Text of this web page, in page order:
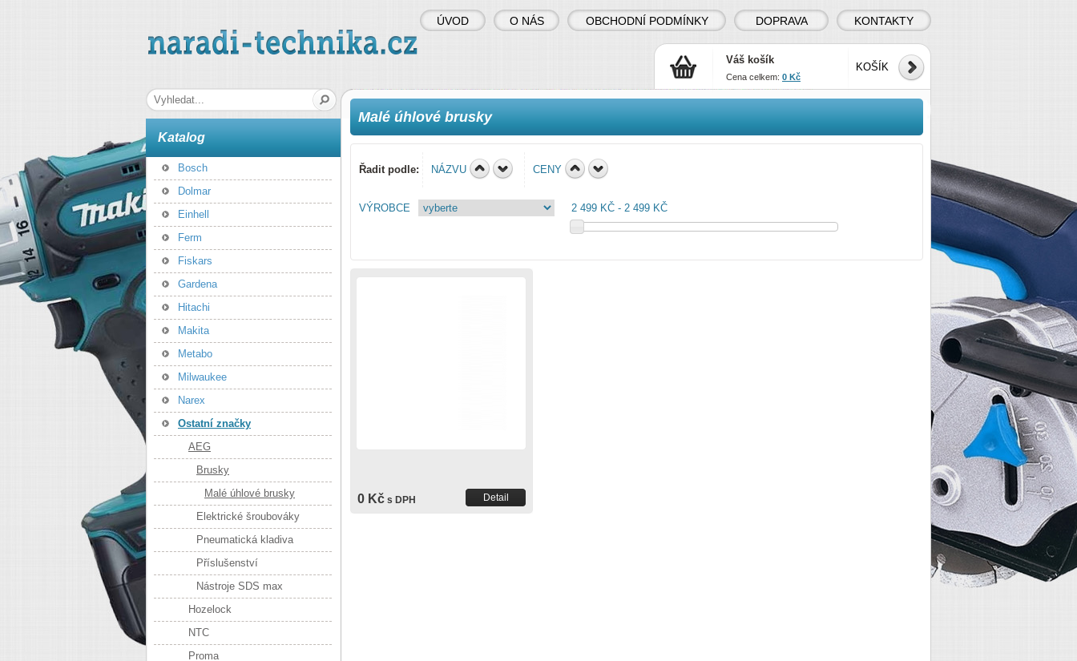
naradi-technika.cz
Malé úhlové brusky
Řadit podle: NÁZVU CENY
2 499 KČ 2 499 KČ
VÝROBCE
0 Kč s DPH Detail
Katalog
Bosch
Dolmar
Einhell
Ferm
Fiskars
Gardena
Hitachi
Makita
Metabo
Milwaukee
Narex
Ostatní značky
AEG
Brusky
Malé úhlové brusky
Elektrické šroubováky
Pneumatická kladiva
Příslušenství
Nástroje SDS max
Hozelock
NTC
Proma
ÚVOD O NÁS OBCHODNÍ PODMÍNKY DOPRAVA KONTAKTY
Hledaná fráze
KOŠÍK
Váš košík
Cena celkem: 0 Kč